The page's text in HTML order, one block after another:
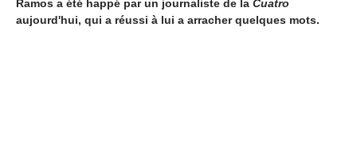
Ramos a été happé par un journaliste de la Cuatro
aujourd'hui, qui a réussi à lui a arracher quelques mots.